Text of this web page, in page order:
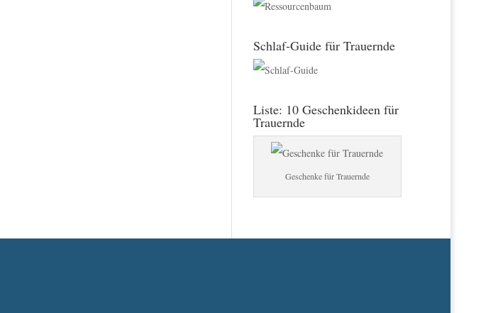
Schlaf-Guide für Trauernde
Liste: 10 Geschenkideen für
Trauernde
Geschenke für Trauernde